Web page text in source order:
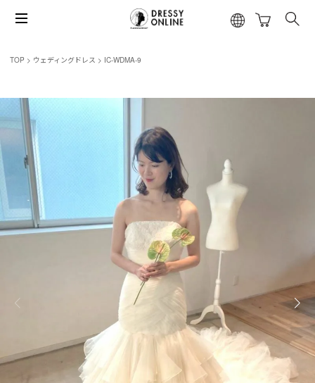
TOP ウェディングドレス IC-WDMA-9